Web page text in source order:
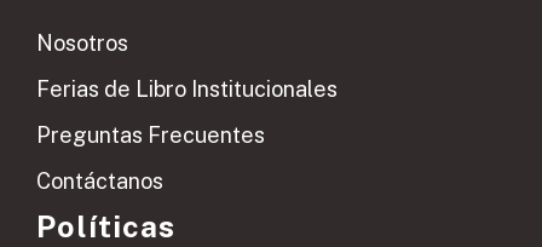
Nosotros
Ferias de Libro Institucionales
Preguntas Frecuentes
Contáctanos
Políticas